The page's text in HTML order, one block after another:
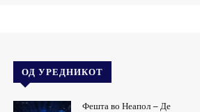
ОД УРЕДНИКОТ
Фешта во Неапол – Де